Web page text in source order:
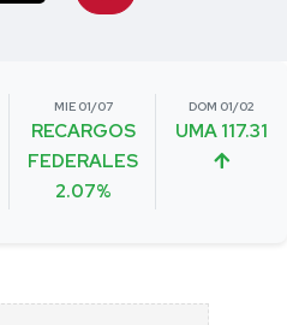
MIE 01/07
RECARGOS
FEDERALES
2.07%
DOM 01/02
UMA 117.31